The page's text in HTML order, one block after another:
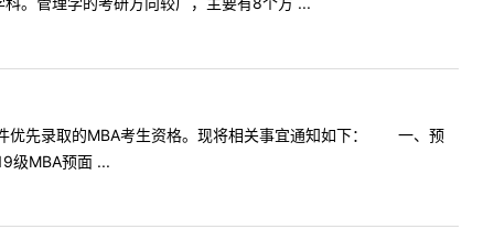
优先录取的MBA考生资格。现将相关事宜通知如下： 一、预
级MBA预面 ...